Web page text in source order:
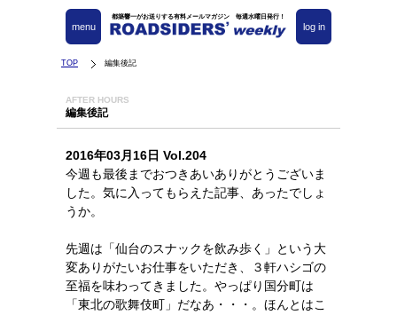
都築響一がお送りする有料メールマガジン 毎週水曜日発行！
log in
menu
TOP 編集後記
AFTER HOURS
編集後記
2016年03月16日 Vol.204
今週も最後までおつきあいありがとうございま
した。気に入ってもらえた記事、あったでしょ
うか。
先週は「仙台のスナックを飲み歩く」という大
変ありがたいお仕事をいただき、３軒ハシゴの
至福を味わってきました。やっぱり国分町は
「東北の歌舞伎町」だなあ・・・。ほんとはこ